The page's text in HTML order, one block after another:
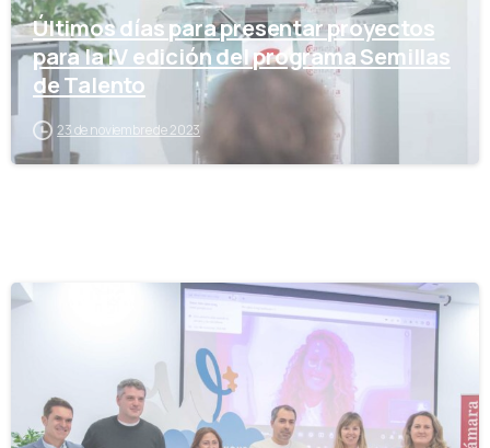
Últimos días para presentar proyectos
para la IV edición del programa Semillas
de Talento
23 de noviembre de 2023